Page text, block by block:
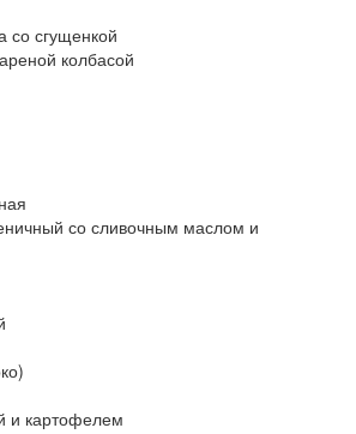
со сгущенкой
колбасой
со сливочным маслом и
и картофелем